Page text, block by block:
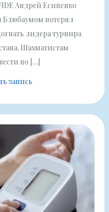
Андрей Есипенко
Блюбаумом потерял
лидера турнира
Шахматистам
по […]
запись